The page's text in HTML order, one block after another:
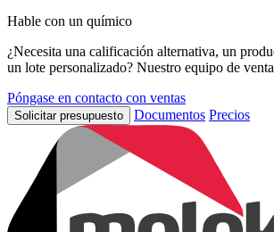
Hable con un químico
¿Necesita una calificación alternativa, un
un lote personalizado? Nuestro equipo de
Póngase en contacto con ventas
Solicitar presupuesto Documentos Precios